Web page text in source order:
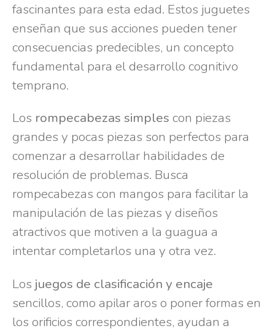
fascinantes para esta edad. Estos juguetes
enseñan que sus acciones pueden tener
consecuencias predecibles, un concepto
fundamental para el desarrollo cognitivo
temprano.
Los rompecabezas simples con piezas
grandes y pocas piezas son perfectos para
comenzar a desarrollar habilidades de
resolución de problemas. Busca
rompecabezas con mangos para facilitar la
manipulación de las piezas y diseños
atractivos que motiven a la guagua a
intentar completarlos una y otra vez.
Los juegos de clasificación y encaje
sencillos, como apilar aros o poner formas en
los orificios correspondientes, ayudan a